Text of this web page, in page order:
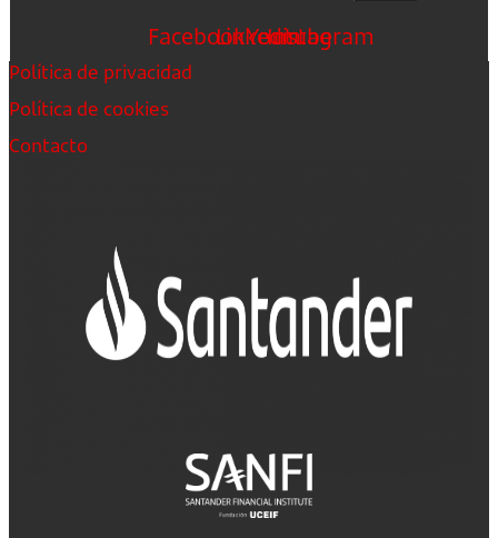
FacebookLinkedin
Youtube
Instagram
Política de privacidad
Política de cookies
Contacto